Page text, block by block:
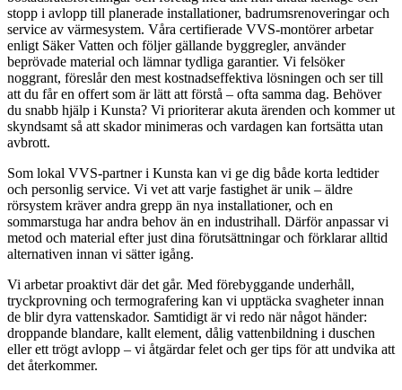
stopp i avlopp till planerade installationer, badrumsrenoveringar och
service av värmesystem. Våra certifierade VVS-montörer arbetar
enligt Säker Vatten och följer gällande byggregler, använder
beprövade material och lämnar tydliga garantier. Vi felsöker
noggrant, föreslår den mest kostnadseffektiva lösningen och ser till
att du får en offert som är lätt att förstå – ofta samma dag. Behöver
du snabb hjälp i Kunsta? Vi prioriterar akuta ärenden och kommer ut
skyndsamt så att skador minimeras och vardagen kan fortsätta utan
avbrott.
Som lokal VVS-partner i Kunsta kan vi ge dig både korta ledtider
och personlig service. Vi vet att varje fastighet är unik – äldre
rörsystem kräver andra grepp än nya installationer, och en
sommarstuga har andra behov än en industrihall. Därför anpassar vi
metod och material efter just dina förutsättningar och förklarar alltid
alternativen innan vi sätter igång.
Vi arbetar proaktivt där det går. Med förebyggande underhåll,
tryckprovning och termografering kan vi upptäcka svagheter innan
de blir dyra vattenskador. Samtidigt är vi redo när något händer:
droppande blandare, kallt element, dålig vattenbildning i duschen
eller ett trögt avlopp – vi åtgärdar felet och ger tips för att undvika att
det återkommer.